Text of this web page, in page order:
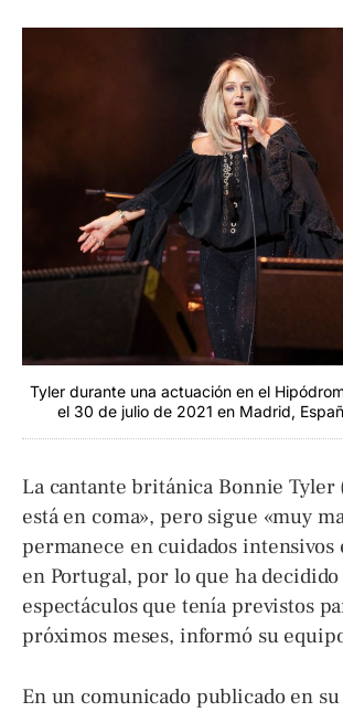
Tyler durante una actuación en el
el 30 de julio de 2021 en Madrid,
La cantante británica Bonnie Tyler
está en coma», pero sigue «muy
permanece en cuidados
en Portugal, por lo que ha
espectáculos que tenía previstos
próximos meses, informó su
En un comunicado publicado en